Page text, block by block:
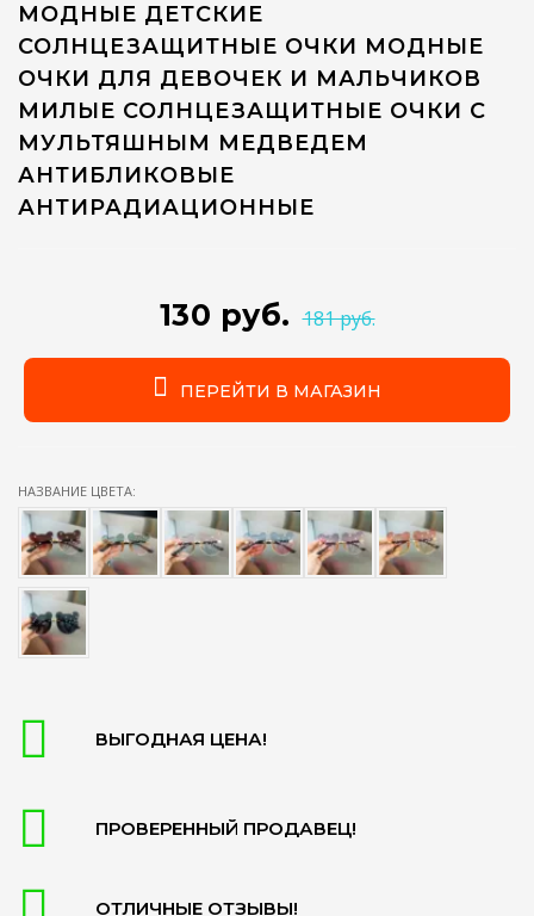
МОДНЫЕ ДЕТСКИЕ
СОЛНЦЕЗАЩИТНЫЕ ОЧКИ МОДНЫЕ
ОЧКИ ДЛЯ ДЕВОЧЕК И МАЛЬЧИКОВ
МИЛЫЕ СОЛНЦЕЗАЩИТНЫЕ ОЧКИ С
МУЛЬТЯШНЫМ МЕДВЕДЕМ
АНТИБЛИКОВЫЕ
АНТИРАДИАЦИОННЫЕ
130 руб. 181 руб.
ПЕРЕЙТИ В МАГАЗИН
НАЗВАНИЕ ЦВЕТА:
ВЫГОДНАЯ ЦЕНА!
ПРОВЕРЕННЫЙ ПРОДАВЕЦ!
ОТЛИЧНЫЕ ОТЗЫВЫ!